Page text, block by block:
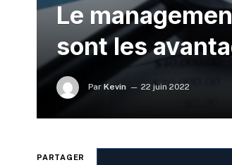
Le
sont les
Par Kevin 22 juin 2022
PARTAGER